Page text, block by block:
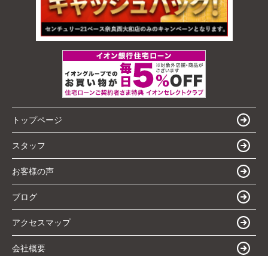
トップページ
スタッフ
お客様の声
ブログ
アクセスマップ
会社概要